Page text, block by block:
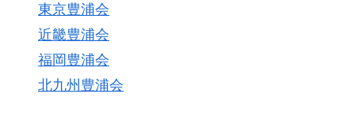
東京豊浦会
近畿豊浦会
福岡豊浦会
北九州豊浦会